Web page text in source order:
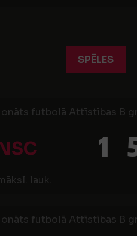
SPĒLES
futbolā Attīstības B
1
lauk.
futbolā Attīstības B